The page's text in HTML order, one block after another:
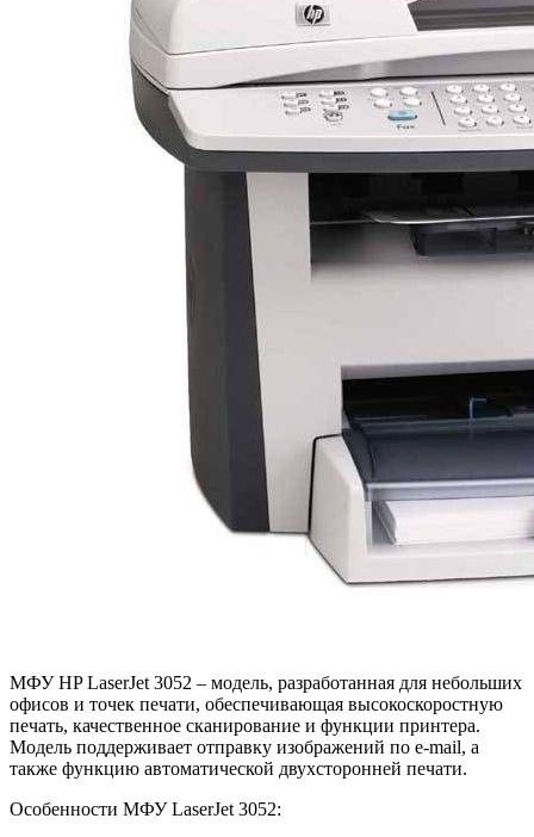
МФУ HP LaserJet 3052 – модель, разработанная для небольших
офисов и точек печати, обеспечивающая высокоскоростную
печать, качественное сканирование и функции принтера.
Модель поддерживает отправку изображений по e-mail, а
также функцию автоматической двухсторонней печати.
Особенности МФУ LaserJet 3052: